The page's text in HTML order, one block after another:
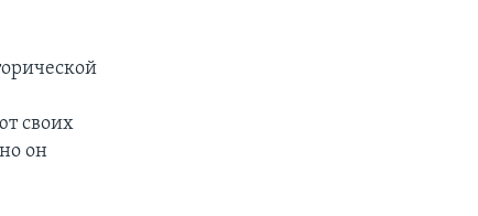
своих
он